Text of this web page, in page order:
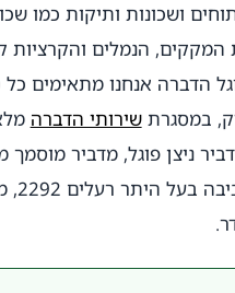
ושכונות ותיקות כמו
הנמלים והקרציות
הדברה אנחנו מתאימים כל
במסגרתשירותי הדברה
ניצן פוגל, מדביר